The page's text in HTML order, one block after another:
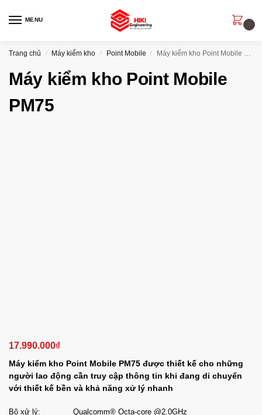
MENU
0
Trang chủ / Máy kiểm kho / Point Mobile / Máy kiểm kho Point Mobile PM75
Máy kiểm kho Point Mobile
PM75
17.990.000₫
Máy kiểm kho Point Mobile PM75 được thiết kế cho những
người lao động cần truy cập thông tin khi đang di chuyển
với thiết kế bền và khả năng xử lý nhanh
Bộ xử lý: Qualcomm® Octa-core @2.0GHz